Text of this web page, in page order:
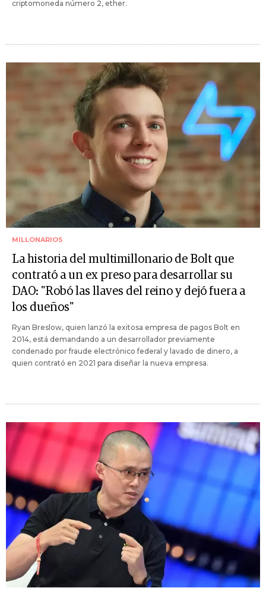
criptomoneda número 2, ether.
MILLONARIOS
La historia del multimillonario de Bolt que
contrató a un ex preso para desarrollar su
DAO: "Robó las llaves del reino y dejó fuera a
los dueños"
Ryan Breslow, quien lanzó la exitosa empresa de pagos Bolt en
2014, está demandando a un desarrollador previamente
condenado por fraude electrónico federal y lavado de dinero, a
quien contrató en 2021 para diseñar la nueva empresa.